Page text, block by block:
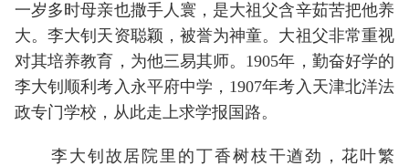
一岁多时母亲也撒手人寰，是大祖父含辛茹苦把他养
大。李大钊天资聪颖，被誉为神童。大祖父非常重视
对其培养教育，为他三易其师。1905年，勤奋好学的
李大钊顺利考入永平府中学，1907年考入天津北洋法
政专门学校，从此走上求学报国路。
李大钊故居院里的丁香树枝干遒劲，花叶繁